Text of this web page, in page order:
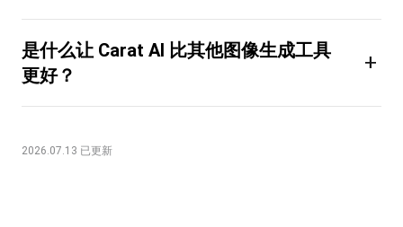
是什么让 Carat AI 比其他图像生成工具
更好？
+
2026.07.13 已更新